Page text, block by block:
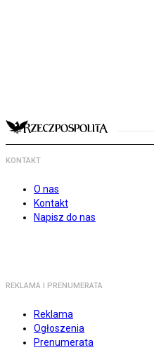
KONTAKT
O nas
Kontakt
Napisz do nas
REKLAMA I PRENUMERATA
Reklama
Ogłoszenia
Prenumerata